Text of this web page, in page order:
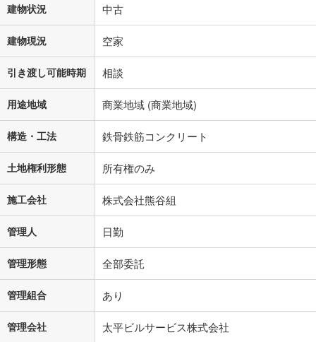
建物状況 中古
建物現況 空家
引き渡し可能時期 相談
用途地域 商業地域 (商業地域)
構造・工法 鉄骨鉄筋コンクリート
土地権利形態 所有権のみ
施工会社 株式会社熊谷組
管理人 日勤
管理形態 全部委託
管理組合 あり
管理会社 太平ビルサービス株式会社